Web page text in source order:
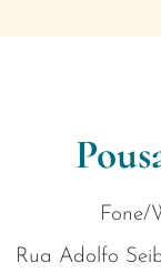
Fone/
Rua Adolfo